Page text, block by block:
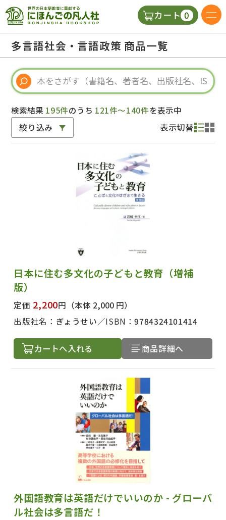
カート 0
日本語の教科書
視聴覚・補助教材
教師用参考書
多言語社会・言語政策 商品一覧
検索結果 195件のうち 121件～140件を表示中
絞り込み 表示切替
日本に住む多文化の子どもと教育（増補
版）
定価 2,200円 （本体 2,000 円）
出版社名： ぎょうせい ISBN：9784324101414
カートへ入れる 商品詳細へ
外国語教育は英語だけでいいのか - グローバ
ル社会は多言語だ！